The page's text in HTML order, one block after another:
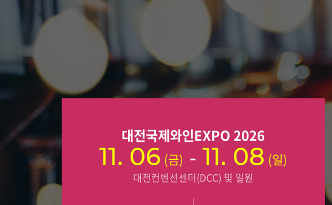
대전국제와인EXPO 2026
11. 06 (금) - 11. 08 (일)
대전컨벤션센터(DCC) 및 일원